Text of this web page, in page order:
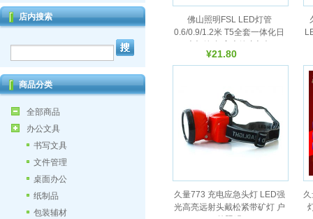
店内搜索
商品分类
全部商品
办公文具
书写文具
文件管理
桌面办公
纸制品
包装辅材
佛山照明FSL LED灯管
0.6/0.9/1.2米 T5全套一体化日
¥21.80
久量773 充电应急头灯 LED强
光高亮远射头戴松紧带矿灯 户